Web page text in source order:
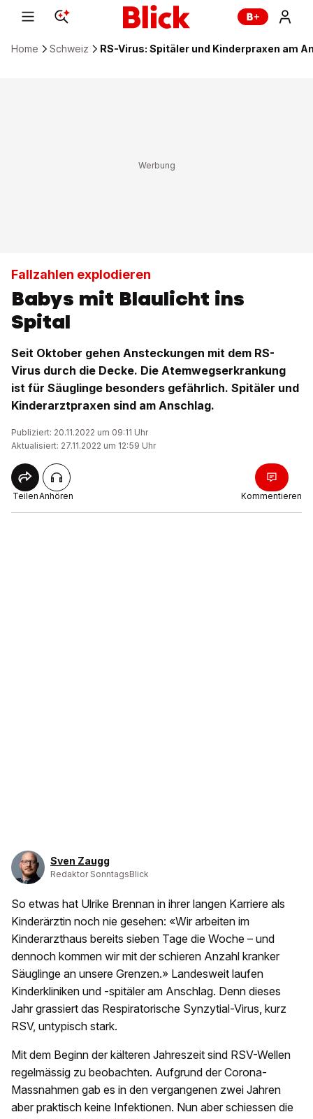
Home Schweiz RS-Virus: Spitäler und Kinderpraxen am
Fallzahlen explodieren
Babys mit Blaulicht ins
Spital
Seit Oktober gehen Ansteckungen mit dem RS-
Virus durch die Decke. Die Atemwegserkrankung
ist für Säuglinge besonders gefährlich. Spitäler und
Kinderarztpraxen sind am Anschlag.
Publiziert: 20.11.2022 um 09:11 Uhr
Aktualisiert: 27.11.2022 um 12:59 Uhr
TeilenAnhören Kommentieren
Sven Zaugg
Redaktor SonntagsBlick
So etwas hat Ulrike Brennan in ihrer langen Karriere als
Kinderärztin noch nie gesehen: «Wir arbeiten im
Kinderarzthaus bereits sieben Tage die Woche – und
dennoch kommen wir mit der schieren Anzahl kranker
Säuglinge an unsere Grenzen.» Landesweit laufen
Kinderkliniken und -spitäler am Anschlag. Denn dieses
Jahr grassiert das Respiratorische Synzytial-Virus, kurz
RSV, untypisch stark.
Mit dem Beginn der kälteren Jahreszeit sind RSV-Wellen
regelmässig zu beobachten. Aufgrund der Corona-
Massnahmen gab es in den vergangenen zwei Jahren
aber praktisch keine Infektionen. Nun aber schiessen die